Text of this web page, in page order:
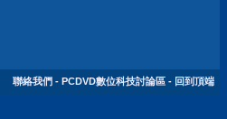
聯絡我們 - PCDVD數位科技討論區 - 回到頂端